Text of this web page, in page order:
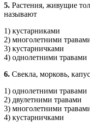
5. Растения, живущие
называют
1) кустарниками
2) многолетними
3) кустарничками
4) однолетними травами
6. Свекла, морковь,
1) однолетними травами
2) двулетними травами
3) многолетними
4) кустарничками